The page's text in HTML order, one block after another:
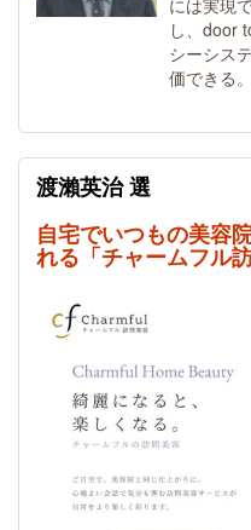
し、door
シーシス
価できる。
渡瀨英治 選
自宅でいつもの美容
れる「チャームフル